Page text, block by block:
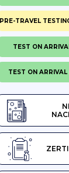
PRE-TRAVEL
TEST ON
TEST ON